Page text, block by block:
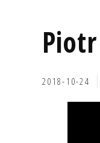
2018-10-24